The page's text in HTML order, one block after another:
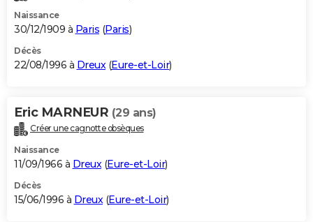
Naissance
30/12/1909 à Paris (Paris)
Décès
22/08/1996 à Dreux(Eure-et-Loir)
Eric MARNEUR (29 ans)
Créer une cagnotte obsèques
Naissance
11/09/1966 à Dreux(Eure-et-Loir)
Décès
15/06/1996 à Dreux(Eure-et-Loir)